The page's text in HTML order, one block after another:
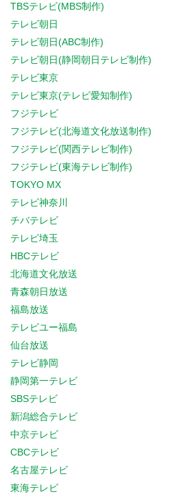
TBSテレビ(MBS制作)
テレビ朝日
テレビ朝日(ABC制作)
テレビ朝日(静岡朝日テレビ制作)
テレビ東京
テレビ東京(テレビ愛知制作)
フジテレビ
フジテレビ(北海道文化放送制作)
フジテレビ(関西テレビ制作)
フジテレビ(東海テレビ制作)
TOKYO MX
テレビ神奈川
チバテレビ
テレビ埼玉
HBCテレビ
北海道文化放送
青森朝日放送
福島放送
テレビユー福島
仙台放送
テレビ静岡
静岡第一テレビ
SBSテレビ
新潟総合テレビ
中京テレビ
CBCテレビ
名古屋テレビ
東海テレビ